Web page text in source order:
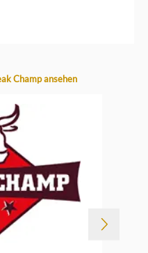
Champ ansehen